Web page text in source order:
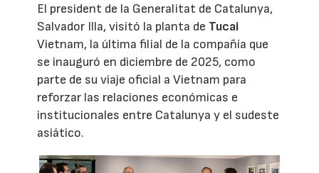
El president de la Generalitat de Catalunya,
Salvador Illa, visitó la planta de Tucai
Vietnam, la última filial de la compañía que
se inauguró en diciembre de 2025, como
parte de su viaje oficial a Vietnam para
reforzar las relaciones económicas e
institucionales entre Catalunya y el sudeste
asiático.